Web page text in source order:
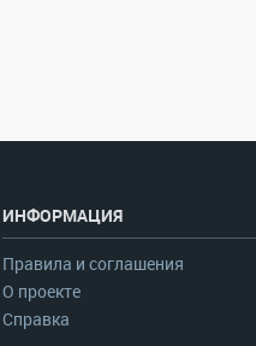
ИНФОРМАЦИЯ
Правила и соглашения
О проекте
Справка